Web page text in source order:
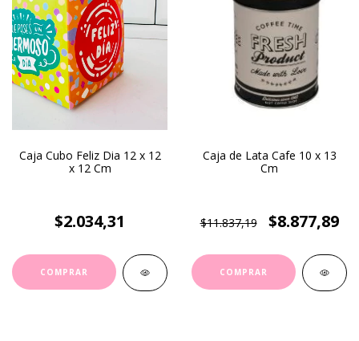
Caja Cubo Feliz Dia 12 x 12
x 12 Cm
$2.034,31
Caja de Lata Cafe 10 x 13
Cm
$11.837,19 $8.877,89